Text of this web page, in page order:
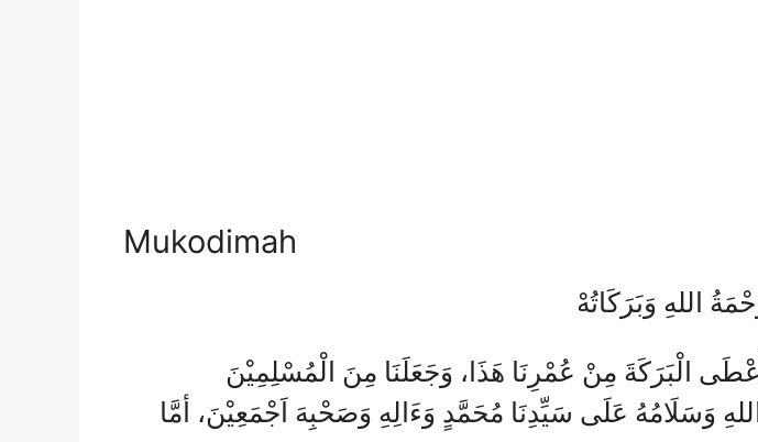
Mukodimah
اللهِ وَبَرَكَاتُهْ
الْبَرَكَةَ مِنْ عُمْرِنَا هَذَا، وَجَعَلَنَا مِنَ الْمُسْلِمِيْنَ
وَسَلَامُهُ عَلَى سَيِّدِنَا مُحَمَّدٍ وَءَالِهِ وَصَحْبِهَ اَجْمَعِيْنَ، أمَّا